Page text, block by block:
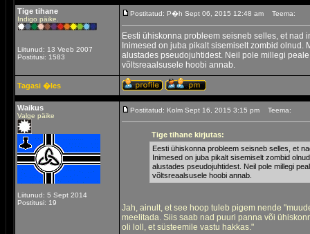
Tige tihane
Indigo päike.
Liitunud: 13 Veeb 2007
Postitusi: 1583
Postitatud: P�h Sept 06, 2015 12:48 am Teema:
Eesti ühiskonna probleem seisneb selles, et
Inimesed on juba pikalt sisemiselt zombid
alustades pseudojuhtidest. Neil pole millegi
võltsreaalsusele hoobi annab.
Tagasi �les
Waikus
Valge päike
Liitunud: 5 Sept 2014
Postitusi: 19
Postitatud: Kolm Sept 16, 2015 3:15 pm Teema:
Tige tihane kirjutas:
Eesti ühiskonna probleem seisneb selles, et
Inimesed on juba pikalt sisemiselt zombid
alustades pseudojuhtidest. Neil pole millegi
võltsreaalsusele hoobi annab.
Jah, ainult, et see hoop tuleb pigem nende
meelitada. Siis saab nad puuri panna või
oli loll, et süsteemile vastu hakkas."